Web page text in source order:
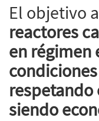
El objetivo
reactores
en régimen
siendo